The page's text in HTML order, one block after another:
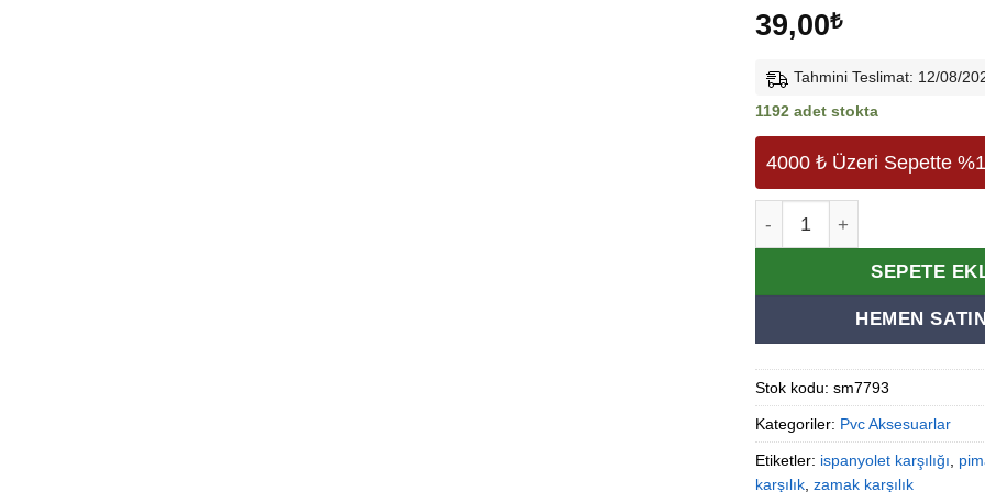
39,00₺
Tahmini Teslimat: 12/08/
1192 adet stokta
4000 ₺ Üzeri Sepette
SEPETE
HEMEN
Alternative:
Stok kodu: sm7793
Kategoriler: Pvc Aksesuarlar
Etiketler: ispanyolet karşılığı
karşılık zamak karşılık